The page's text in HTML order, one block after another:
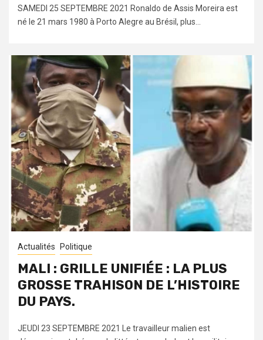
SAMEDI 25 SEPTEMBRE 2021 Ronaldo de Assis Moreira est
né le 21 mars 1980 à Porto Alegre au Brésil, plus...
Actualités Politique
MALI : GRILLE UNIFIÉE : LA PLUS
GROSSE TRAHISON DE L’HISTOIRE
DU PAYS.
JEUDI 23 SEPTEMBRE 2021 Le travailleur malien est